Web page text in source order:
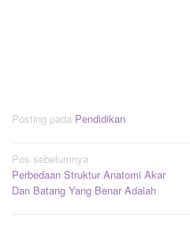
Posting pada Pendidikan
Navigasi
pos
Pos sebelumnya
Perbedaan Struktur Anatomi Akar
Dan Batang Yang Benar Adalah